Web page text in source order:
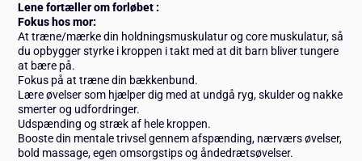
Lene fortæller om forløbet :
Fokus hos mor:
At træne/mærke din holdningsmuskulatur og core muskulatur, så
du opbygger styrke i kroppen i takt med at dit barn bliver tungere
at bære på.
Fokus på at træne din bækkenbund.
Lære øvelser som hjælper dig med at undgå ryg, skulder og nakke
smerter og udfordringer.
Udspænding og stræk af hele kroppen.
Booste din mentale trivsel gennem afspænding, nærværs øvelser,
bold massage, egen omsorgstips og åndedrætsøvelser.